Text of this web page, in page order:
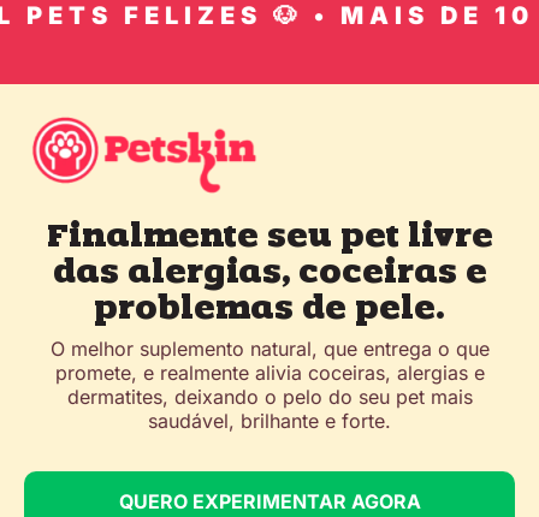
FELIZES 🐶 • MAIS DE 10
Finalmente seu pet livre
das alergias, coceiras e
problemas de pele.
O melhor suplemento natural, que entrega o que
promete, e realmente alivia coceiras, alergias e
dermatites, deixando o pelo do seu pet mais
saudável, brilhante e forte.
QUERO EXPERIMENTAR AGORA